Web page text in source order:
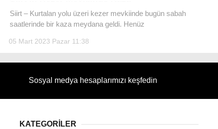
Facebook
Instagram
Siirt – Kurtalan yolu üzeri kezer mevkiinde bugün sabah
saatlerinde bir kaza meydana geldi. Henüz
05 Mart 2023 Pazar 11:38
Sosyal medya hesaplarımızı keşfedin
KATEGORİLER